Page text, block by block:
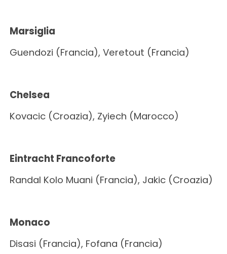
Marsiglia
Guendozi (Francia), Veretout (Francia)
Chelsea
Kovacic (Croazia), Zyiech (Marocco)
Eintracht Francoforte
Randal Kolo Muani (Francia), Jakic (Croazia)
Monaco
Disasi (Francia), Fofana (Francia)